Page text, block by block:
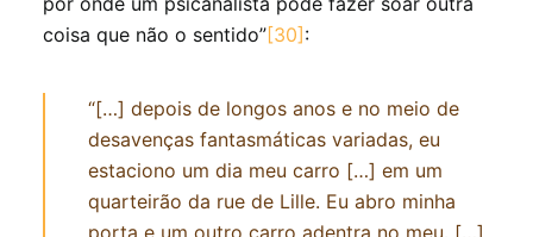
coisa que não o sentido”[30] :
“[…] depois de longos anos e no meio de
desavenças fantasmáticas variadas, eu
estaciono um dia meu carro […] em um
quarteirão da rue de Lille. Eu abro minha
porta e um outro carro adentra no meu. […]